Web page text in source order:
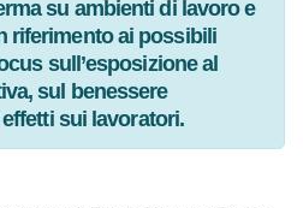
su ambienti di lavoro
riferimento ai possibili
sull’esposizione al
sul benessere
sui lavoratori.